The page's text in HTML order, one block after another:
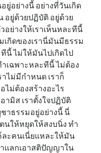
ยู่อย่างนี้ อย่างที่วันเกิด
อยู่ด้วยปฏิบัติ อยู่ด้วย
อย่างให้เราเห็นหละทีนี้
กิดของเรานี่มันมีธรรม
นี้ ไม่ให้มันไปเกิดไป
ำเฉพาะหละทีนี้ ไม่ต้อง
ไม่มีกำหนด เราก็
ไม่ต้องสร้างอะไร
ามิส เราตั้งใจปฏิบัติ
าธรรมอยู่อย่างนี้ นี่
นให้หยุดให้สงบนิ่ง ทำ
ละคนเนี่ยแหละให้มัน
แลกเอาสติปัญญาใน